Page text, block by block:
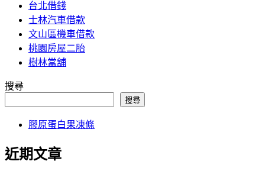
台北借錢
士林汽車借款
文山區機車借款
桃園房屋二胎
樹林當舖
搜尋
搜尋
膠原蛋白果凍條
近期文章